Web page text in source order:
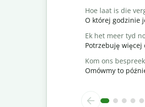
Hoe laat is die
O której godzinie
Ek het meer tyd
Potrzebuję więcej
Kom ons
Omówmy to